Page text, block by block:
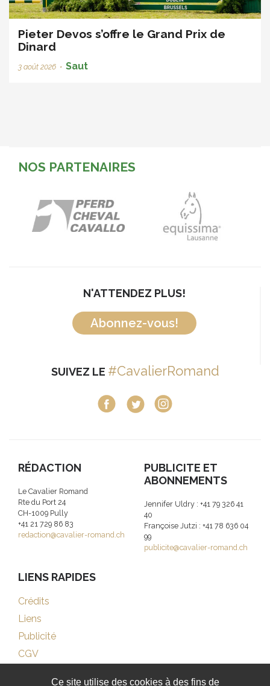
Pieter Devos s’offre le Grand Prix de
Dinard
3 août 2026 • Saut
NOS PARTENAIRES
N'ATTENDEZ PLUS!
Abonnez-vous!
SUIVEZ LE #CavalierRomand
RÉDACTION
Le Cavalier Romand
Rte du Port 24
CH-1009 Pully
+41 21 729 86 83
redaction@cavalier-romand.ch
PUBLICITE ET
ABONNEMENTS
Jennifer Uldry : +41 79 326 41
40
Françoise Jutzi : +41 78 636 04
99
publicite@cavalier-romand.ch
LIENS RAPIDES
Crédits
Liens
Publicité
CGV
Ce site utilise des cookies à des fins de